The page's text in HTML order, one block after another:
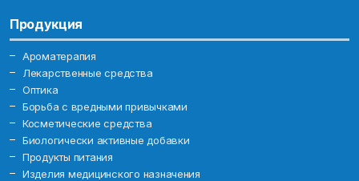
Продукция
Ароматерапия
Лекарственные средства
Оптика
Борьба с вредными привычками
Косметические средства
Биологически активные добавки
Продукты питания
Изделия медицинского назначения